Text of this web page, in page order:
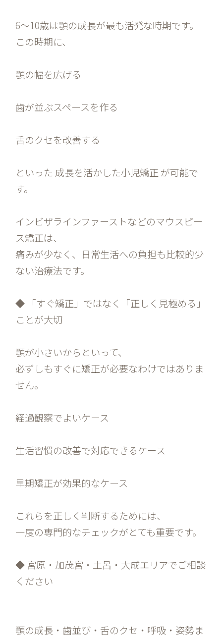
6〜10歳は顎の成長が最も活発な時期です。
この時期に、
顎の幅を広げる
歯が並ぶスペースを作る
舌のクセを改善する
といった 成長を活かした小児矯正 が可能で
す。
インビザラインファーストなどのマウスピー
ス矯正は、
痛みが少なく、日常生活への負担も比較的少
ない治療法です。
◆ 「すぐ矯正」ではなく「正しく見極める」
ことが大切
顎が小さいからといって、
必ずしもすぐに矯正が必要なわけではありま
せん。
経過観察でよいケース
生活習慣の改善で対応できるケース
早期矯正が効果的なケース
これらを正しく判断するためには、
一度の専門的なチェックがとても重要です。
◆ 宮原・加茂宮・土呂・大成エリアでご相談
ください
顎の成長・歯並び・舌のクセ・呼吸・姿勢ま